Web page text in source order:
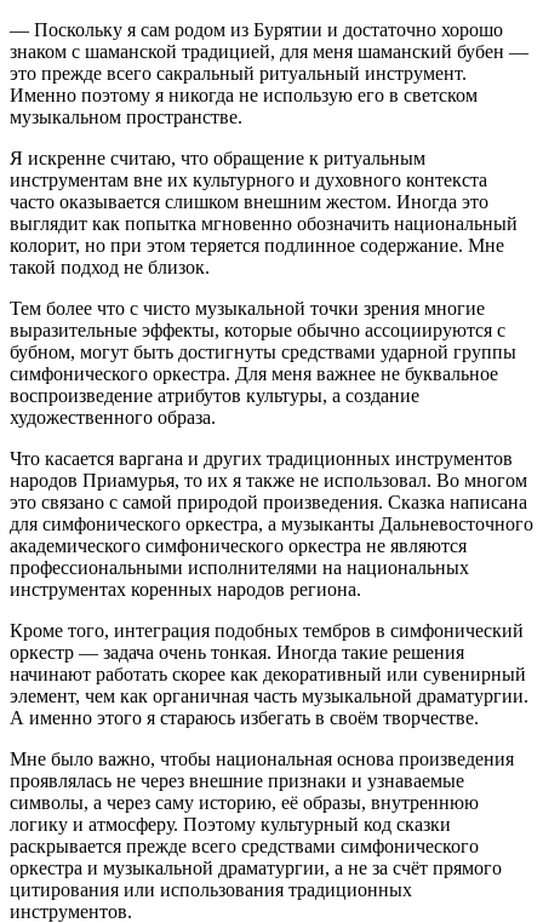
— Поскольку я сам родом из Бурятии и достаточно хорошо
знаком с шаманской традицией, для меня шаманский бубен —
это прежде всего сакральный ритуальный инструмент.
Именно поэтому я никогда не использую его в светском
музыкальном пространстве.
Я искренне считаю, что обращение к ритуальным
инструментам вне их культурного и духовного контекста
часто оказывается слишком внешним жестом. Иногда это
выглядит как попытка мгновенно обозначить национальный
колорит, но при этом теряется подлинное содержание. Мне
такой подход не близок.
Тем более что с чисто музыкальной точки зрения многие
выразительные эффекты, которые обычно ассоциируются с
бубном, могут быть достигнуты средствами ударной группы
симфонического оркестра. Для меня важнее не буквальное
воспроизведение атрибутов культуры, а создание
художественного образа.
Что касается варгана и других традиционных инструментов
народов Приамурья, то их я также не использовал. Во многом
это связано с самой природой произведения. Сказка написана
для симфонического оркестра, а музыканты Дальневосточного
академического симфонического оркестра не являются
профессиональными исполнителями на национальных
инструментах коренных народов региона.
Кроме того, интеграция подобных тембров в симфонический
оркестр — задача очень тонкая. Иногда такие решения
начинают работать скорее как декоративный или сувенирный
элемент, чем как органичная часть музыкальной драматургии.
А именно этого я стараюсь избегать в своём творчестве.
Мне было важно, чтобы национальная основа произведения
проявлялась не через внешние признаки и узнаваемые
символы, а через саму историю, её образы, внутреннюю
логику и атмосферу. Поэтому культурный код сказки
раскрывается прежде всего средствами симфонического
оркестра и музыкальной драматургии, а не за счёт прямого
цитирования или использования традиционных
инструментов.